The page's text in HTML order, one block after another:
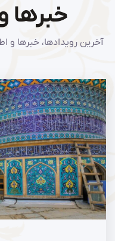
خبرها
آخرین رویدادها، خبرها